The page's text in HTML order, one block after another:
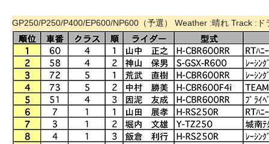
GP250/P250/P400/EP600/NP600（予選） Weather :晴れ Track :ド